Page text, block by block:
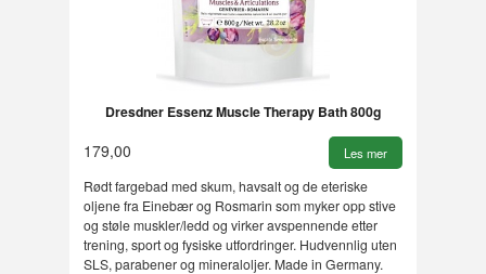
Dresdner Essenz Muscle Therapy Bath 800g
179,00 Les mer
Rødt fargebad med skum, havsalt og de eteriske
oljene fra Einebær og Rosmarin som myker opp stive
og støle muskler/ledd og virker avspennende etter
trening, sport og fysiske utfordringer. Hudvennlig uten
SLS, parabener og mineraloljer. Made in Germany.